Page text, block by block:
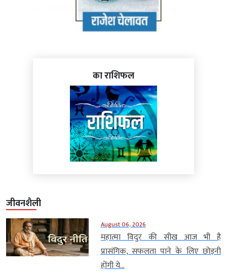
का राशिफल
जीवनशैली
August 06, 2026
महात्मा विदुर की सीख आज भी है
प्रासंगिक, सफलता पाने के लिए छोड़नी
होंगी ये...